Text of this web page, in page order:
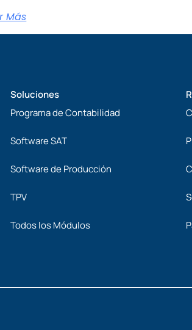
Más
Soluciones
Programa de Contabilidad
Software SAT
Software de Producción
TPV
Todos los Módulos